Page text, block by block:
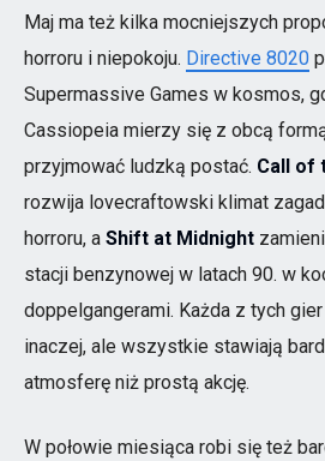
Maj ma też kilka mocniejszych
horroru i niepokoju. Directive 8020
Supermassive Games w kosmos,
Cassiopeia mierzy się z obcą
przyjmować ludzką postać. Call of
rozwija lovecraftowski klimat
horroru, a Shift at Midnight
stacji benzynowej w latach 90. w
doppelgangerami. Każda z tych
inaczej, ale wszystkie stawiają
atmosferę niż prostą akcję.
W połowie miesiąca robi się też